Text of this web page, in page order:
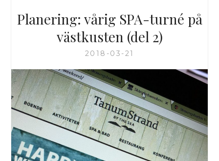
Planering: vårig SPA-turné på
västkusten (del 2)
2018-03-21